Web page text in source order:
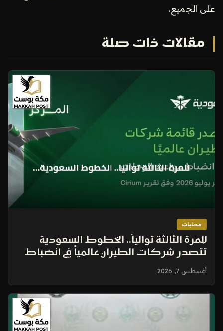
على الجميع.
مقالات ذات صلة
محليات
للمرة الثالثة توالياً.. الخطوط السعودية
تتصدر شركات الطيران عالمياً في انضباط
مواعيد الرحلات خلال يوليو 2026
أغسطس 7, 2026